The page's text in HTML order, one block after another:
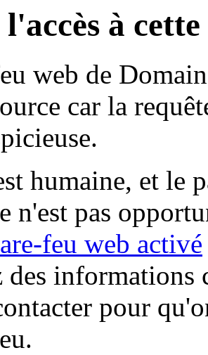
l'accès à
web de
car la
humaine, et le
n'est pas
feu web activé
des informations
pour